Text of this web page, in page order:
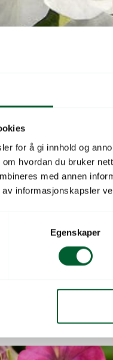
for å gi innhold og
hvordan du bruker
med annen
informasjonskapsler
Egenskaper